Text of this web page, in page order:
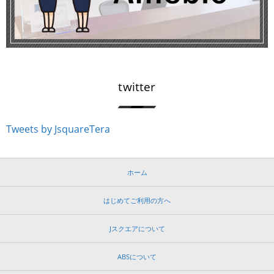
twitter
Tweets by JsquareTera
ホーム
はじめてご利用の方へ
Jスクエアについて
ABSについて